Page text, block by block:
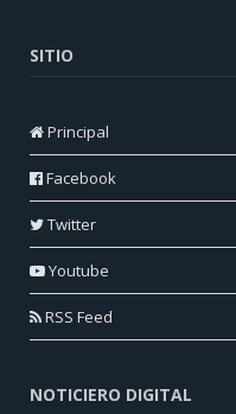
SITIO
Principal
Facebook
Twitter
Youtube
RSS Feed
NOTICIERO DIGITAL